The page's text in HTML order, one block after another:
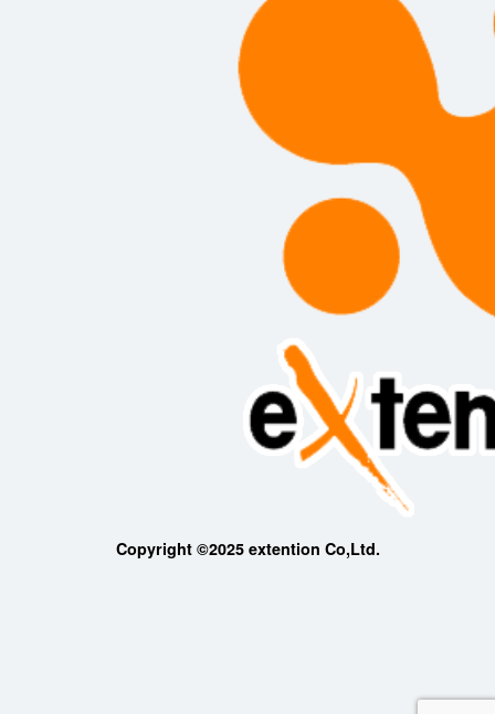
Copyright ©2025 extention Co,Ltd.